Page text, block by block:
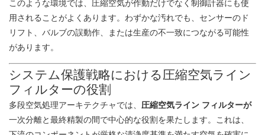
このような環境では、圧縮空気が作動だけでなく制御計器にも使
用されることがよくあります。わずかな汚れでも、センサーのド
リフト、バルブの誤動作、または生産の不一致につながる可能性
があります。
システム保護戦略における圧縮空気ライン
フィルターの役割
多段空気処理アーキテクチャでは、 圧縮空気ライン フィルターが
一次分離と最終精製の間で中心的な役割を果たします。これは、